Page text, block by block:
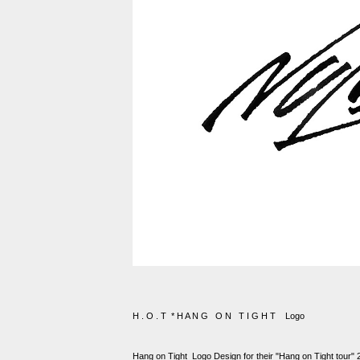
H . O . T * H A N G O N T I G H T Logo
Hang on Tight Logo Design for their "Hang on Tight tour"